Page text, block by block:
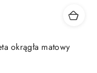
okrągła matowy